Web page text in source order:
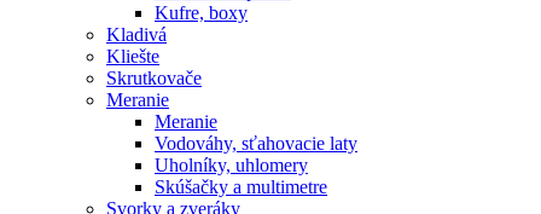
Kufre, boxy
Kladivá
Kliešte
Skrutkovače
Meranie
Meranie
Vodováhy, sťahovacie laty
Uholníky, uhlomery
Skúšačky a multimetre
Svorky a zveráky